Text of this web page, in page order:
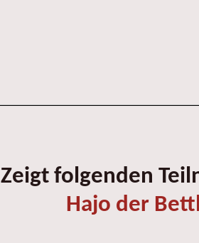
Zeigt folgenden
Hajo der